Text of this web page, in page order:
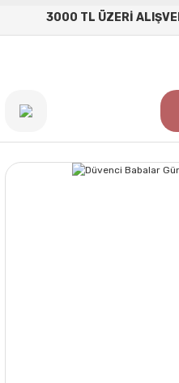
3000 TL ÜZERİ